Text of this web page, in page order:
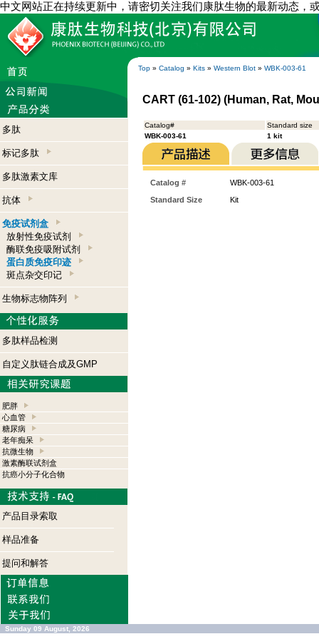
中文网站正在持续更新中，请密切关注我们康肽生物的最新动态，
Top » Catalog » Kits » Western Blot » WBK-003-61
多肽
标记多肽
多肽激素文库
抗体
免疫试剂盒
放射性免疫试剂
酶联免疫吸附试剂
蛋白质免疫印迹
斑点杂交印记
生物标志物阵列
多肽样品检测
自定义肽链合成及GMP
肥胖
心血管
糖尿病
老年痴呆
抗微生物
激素酶联试剂盒
抗癌小分子化合物
产品目录索取
样品准备
提问和解答
CART (61-102) (Human, Rat,
Catalog#
Standard size
WBK-003-61
1 kit
Catalog #
WBK-003-61
Standard Size
Kit
Sunday 09 August, 2026